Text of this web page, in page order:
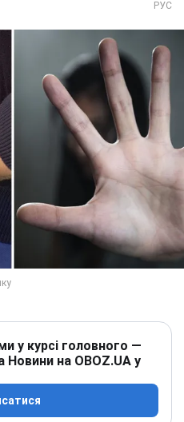
РУС
у курсі головного —
Новини на OBOZ.UA у